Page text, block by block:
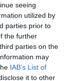
seeing
utilized by
parties prior to
the further
parties on the
may
IAB’s List of
it to other